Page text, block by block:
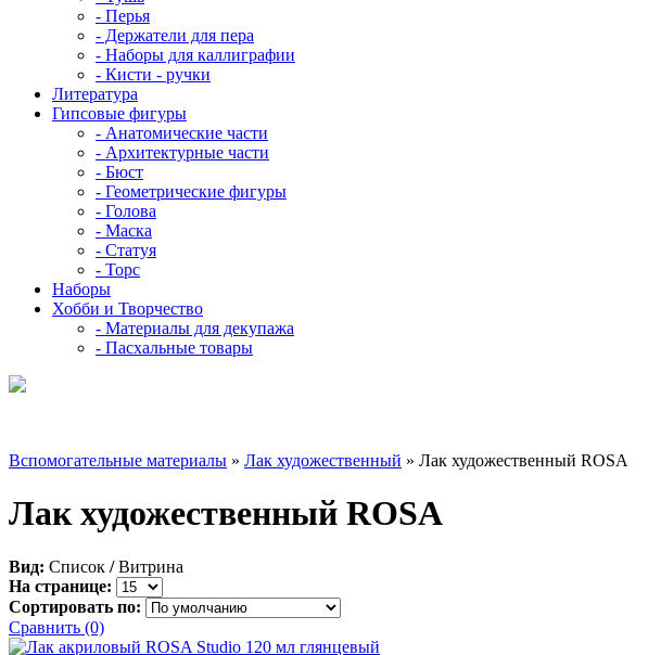
- Перья
- Держатели для пера
- Наборы для каллиграфии
- Кисти - ручки
Литература
Гипсовые фигуры
- Анатомические части
- Архитектурные части
- Бюст
- Геометрические фигуры
- Голова
- Маска
- Статуя
- Торс
Наборы
Хобби и Творчество
- Материалы для декупажа
- Пасхальные товары
Вспомогательные материалы » Лак художественный » Лак художественный ROSA
Лак художественный ROSA
Вид: Список / Витрина
На странице:
Сортировать по:
Сравнить (0)